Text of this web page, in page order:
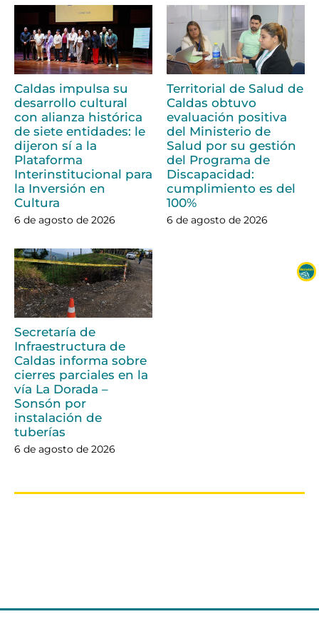
Caldas impulsa su
desarrollo cultural
con alianza histórica
de siete entidades: le
dijeron sí a la
Plataforma
Interinstitucional para
la Inversión en
Cultura
6 de agosto de 2026
Territorial de Salud de
Caldas obtuvo
evaluación positiva
del Ministerio de
Salud por su gestión
del Programa de
Discapacidad:
cumplimiento es del
100%
6 de agosto de 2026
Secretaría de
Infraestructura de
Caldas informa sobre
cierres parciales en la
vía La Dorada –
Sonsón por
instalación de
tuberías
6 de agosto de 2026